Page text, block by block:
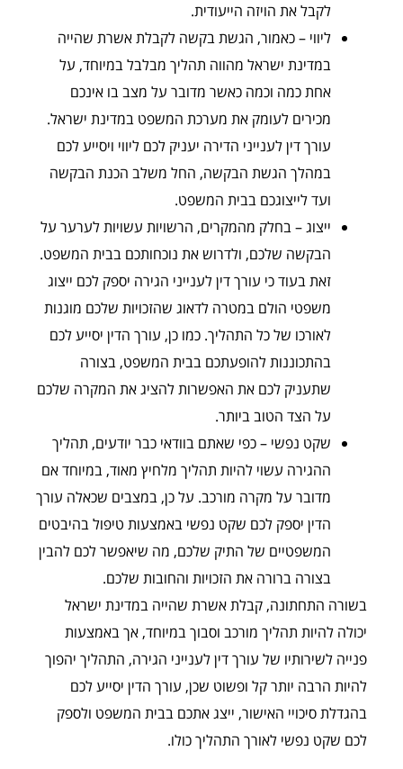
לקבל את הויזה הייעודית.
ליווי – כאמור, הגשת בקשה לקבלת אשרת שהייה
במדינת ישראל מהווה תהליך מבלבל במיוחד, על
אחת כמה וכמה כאשר מדובר על מצב בו אינכם
מכירים לעומק את מערכת המשפט במדינת ישראל.
עורך דין לענייני הדירה יעניק לכם ליווי ויסייע לכם
במהלך הגשת הבקשה, החל משלב הכנת הבקשה
ועד לייצוגכם בבית המשפט.
ייצוג – בחלק מהמקרים, הרשויות עשויות לערער על
הבקשה שלכם, ולדרוש את נוכחותכם בבית המשפט.
זאת בעוד כי עורך דין לענייני הגירה יספק לכם ייצוג
משפטי הולם במטרה לדאוג שהזכויות שלכם מוגנות
לאורכו של כל התהליך. כמו כן, עורך הדין יסייע לכם
בהתכוננות להופעתכם בבית המשפט, בצורה
שתעניק לכם את האפשרות להציג את המקרה שלכם
על הצד הטוב ביותר.
שקט נפשי – כפי שאתם בוודאי כבר יודעים, תהליך
ההגירה עשוי להיות תהליך מלחיץ מאוד, במיוחד אם
מדובר על מקרה מורכב. על כן, במצבים שכאלה עורך
הדין יספק לכם שקט נפשי באמצעות טיפול בהיבטים
המשפטיים של התיק שלכם, מה שיאפשר לכם להבין
בצורה ברורה את הזכויות והחובות שלכם.
בשורה התחתונה, קבלת אשרת שהייה במדינת ישראל
יכולה להיות תהליך מורכב וסבוך במיוחד, אך באמצעות
פנייה לשירותיו של עורך דין לענייני הגירה, התהליך יהפוך
להיות הרבה יותר קל ופשוט שכן, עורך הדין יסייע לכם
בהגדלת סיכויי האישור, ייצג אתכם בבית המשפט ולספק
לכם שקט נפשי לאורך התהליך כולו.